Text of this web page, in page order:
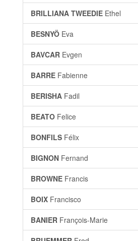
BRILLIANA TWEEDIE Ethel
BESNYÖ Eva
BAVCAR Evgen
BARRE Fabienne
BERISHA Fadil
BEATO Felice
BONFILS Félix
BIGNON Fernand
BROWNE Francis
BOIX Francisco
BANIER François-Marie